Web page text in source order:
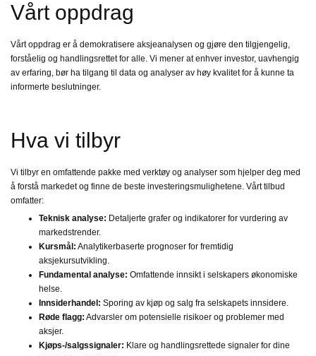
Vårt oppdrag
Vårt oppdrag er å demokratisere aksjeanalysen og gjøre den tilgjengelig,
forståelig og handlingsrettet for alle. Vi mener at enhver investor, uavhengig
av erfaring, bør ha tilgang til data og analyser av høy kvalitet for å kunne ta
informerte beslutninger.
Hva vi tilbyr
Vi tilbyr en omfattende pakke med verktøy og analyser som hjelper deg med
å forstå markedet og finne de beste investeringsmulighetene. Vårt tilbud
omfatter:
Teknisk analyse: Detaljerte grafer og indikatorer for vurdering av
markedstrender.
Kursmål: Analytikerbaserte prognoser for fremtidig
aksjekursutvikling.
Fundamental analyse: Omfattende innsikt i selskapers økonomiske
helse.
Innsiderhandel: Sporing av kjøp og salg fra selskapets innsidere.
Røde flagg: Advarsler om potensielle risikoer og problemer med
aksjer.
Kjøps-/salgssignaler: Klare og handlingsrettede signaler for dine